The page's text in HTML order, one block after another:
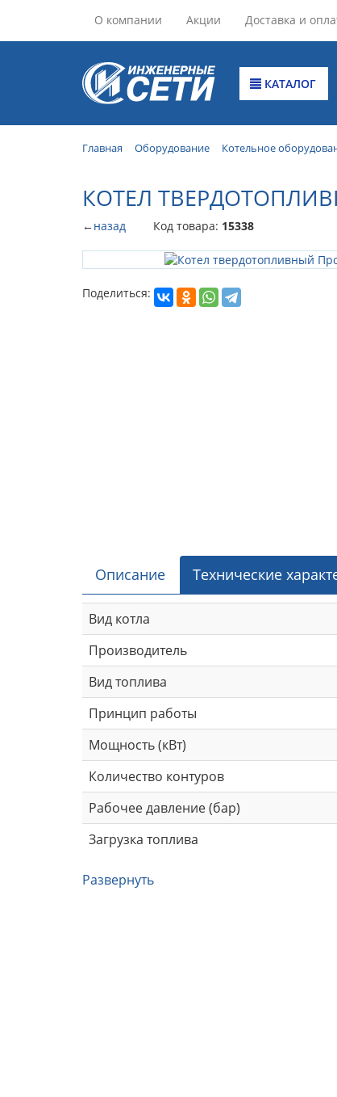
О компании Акции Доставка и
КАТАЛОГ
Главная Оборудование Котельное
КОТЕЛ
←назад Код товара: 15338
Поделиться:
Описание Технические
Вид котла
Производитель
Вид топлива
Принцип работы
Мощность (кВт)
Количество контуров
Рабочее давление (бар)
Загрузка топлива
Развернуть